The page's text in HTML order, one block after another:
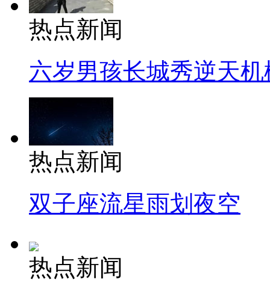
热点新闻
六岁男孩长城秀逆天机
热点新闻
双子座流星雨划夜空
热点新闻